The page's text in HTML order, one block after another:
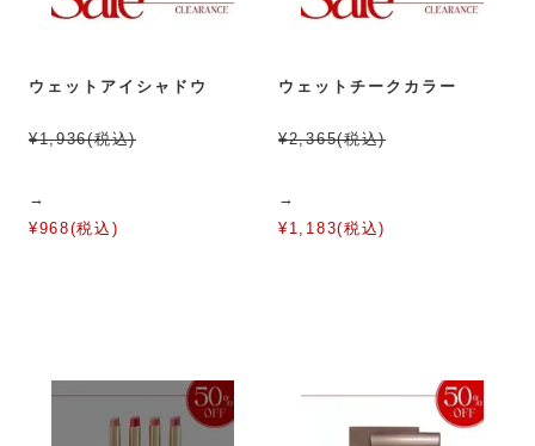
ウェットアイシャドウ
¥1,936(税込)
→
¥968(税込)
ウェットチークカラー
¥2,365(税込)
→
¥1,183(税込)